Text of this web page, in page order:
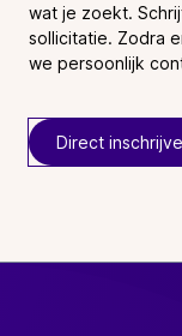
wat je zoekt.
sollicitatie. Zodra
we persoonlijk
Direct